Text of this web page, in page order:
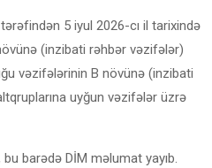
5 iyul 2026-cı il tarixində
(inzibati rəhbər vəzifələr)
vəzifələrinin B növünə (inzibati
uyğun vəzifələr üzrə
barədə DİM məlumat yayıb.